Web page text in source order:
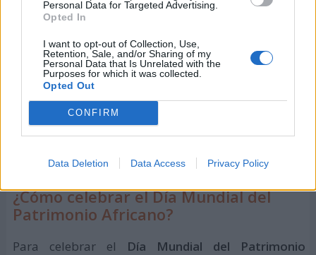
Personal Data for Targeted Advertising.
Opted In
I want to opt-out of Collection, Use,
Retention, Sale, and/or Sharing of my
Personal Data that Is Unrelated with the
Purposes for which it was collected.
Opted Out
CONFIRM
Data Deletion Data Access Privacy Policy
Todo se desmorona
Esta magistral obra literaria fue escrita por Chinua
Achebe, quien ha sido catalogado como el escritor
más universal de África. Una obra un tanto
autobiográfica y que sin duda, hará que el lector
quiera seguir descubriendo u poco más de esta
¿Cómo celebrar el Día Mundial del
Patrimonio Africano?
Para celebrar el
Día Mundial del Patrimonio